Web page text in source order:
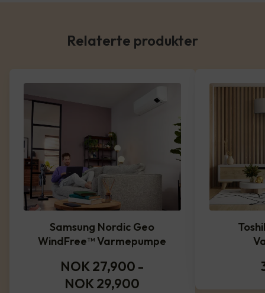
Relaterte produkter
Samsung Nordic Geo
WindFree™️ Varmepumpe
NOK 27,900 -
NOK 29,900